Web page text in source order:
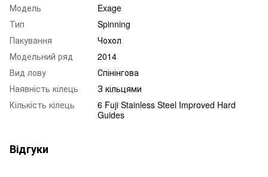
Модель
Exage
Тип
Spinning
Пакування
Чохол
Модельний ряд
2014
Вид лову
Спінінгова
Наявність кілець
З кільцями
Кількість кілець
6 Fuji Stainless Steel Improved Hard
Guides
Відгуки